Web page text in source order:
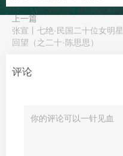
上一篇
张宣丨七绝·民国二十位女明星
回望（之二十·陈思思）
评论